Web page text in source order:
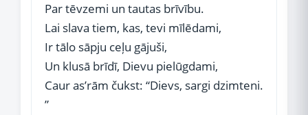
Par tēvzemi un tautas brīvību.
Lai slava tiem, kas, tevi mīlēdami,
Ir tālo sāpju ceļu gājuši,
Un klusā brīdī, Dievu pielūgdami,
Caur as’rām čukst: “Dievs, sargi dzimteni.
”